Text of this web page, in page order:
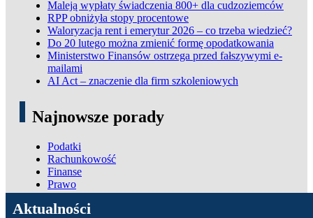
Maleją wypłaty świadczenia 800+ dla cudzoziemców
RPP obniżyła stopy procentowe
Waloryzacja rent i emerytur 2026 – co trzeba wiedzieć?
Do 20 lutego można zmienić formę opodatkowania
Ministerstwo Finansów ostrzega przed fałszywymi e-
mailami
AI Act – znaczenie dla firm szkoleniowych
Najnowsze porady
Podatki
Rachunkowość
Finanse
Prawo
ADN Podatki
Aktualności